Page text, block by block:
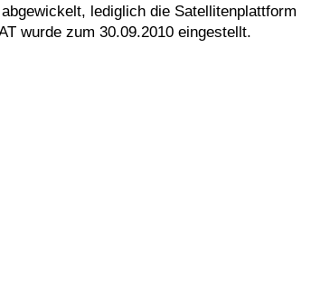
lediglich die Satellitenplattform
wurde zum 30.09.2010 eingestellt.